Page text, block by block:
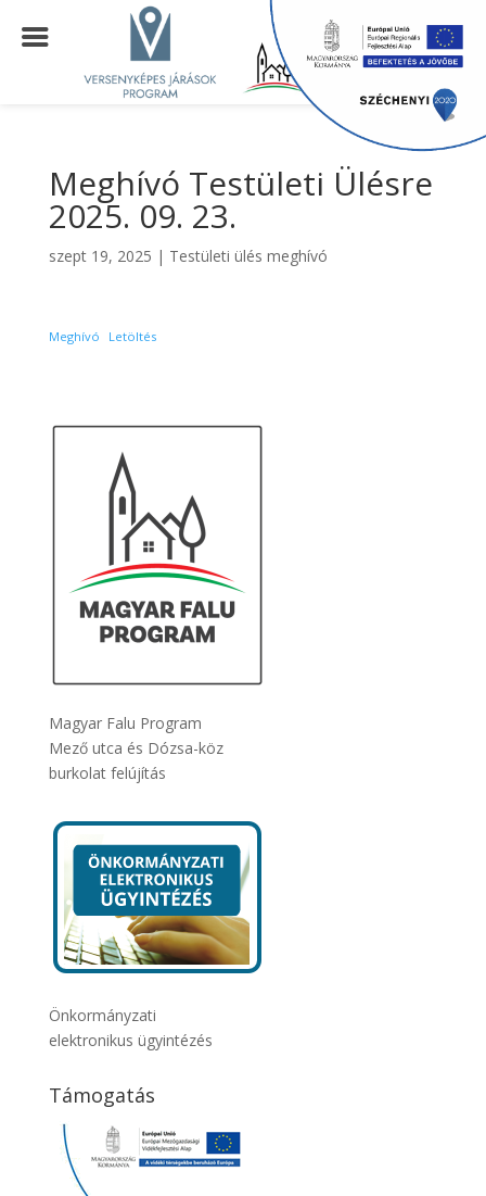
Meghívó Testületi Ülésre
2025. 09. 23.
szept 19, 2025 | Testületi ülés meghívó
Meghívó Letöltés
Magyar Falu Program
Mező utca és Dózsa-köz
burkolat felújítás
Önkormányzati
elektronikus ügyintézés
Támogatás